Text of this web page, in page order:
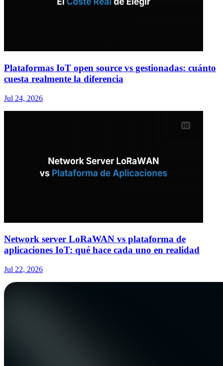
Plataformas IoT open source vs gestionadas: cuánto
cuesta realmente la diferencia
Jul 24, 2026
Network server LoRaWAN vs plataforma de
aplicaciones IoT: qué hace cada uno en realidad
Jul 22, 2026